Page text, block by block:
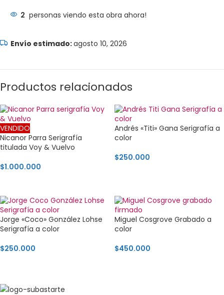
2 personas viendo esta obra ahora!
agosto 10, 2026
Productos relacionados
VENDIDO
Nicanor Parra Serigrafía
titulada Voy & Vuelvo
$1.000.000
Andrés «Titi» Gana Serigrafía a
color
$250.000
Jorge «Coco» González Lohse
Serigrafía a color
$250.000
Miguel Cosgrove Grabado a
color
$450.000